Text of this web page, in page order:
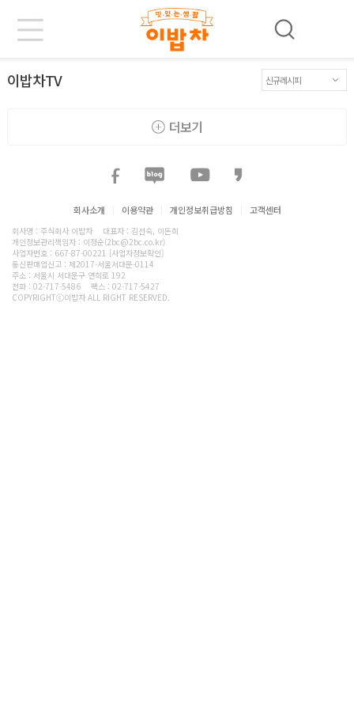
이밥차TV
더보기
회사소개 이용약관 개인정보취급방침 고객센터
회사명 : 주식회사 이밥차
대표자 : 김선숙, 이돈희
개인정보관리책임자 : 이정순(2bc@2bc.co.kr)
사업자번호 : 667-87-00221 [사업자정보확인]
통신판매업신고 : 제2017-서울서대문-0114
주소 : 서울시 서대문구 연희로 192
전화 :02-717-5486
팩스 : 02-717-5427
COPYRIGHTⓒ이밥차 ALL RIGHT RESERVED.